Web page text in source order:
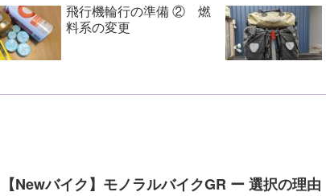
飛行機輪行の準備 ② 燃
料系の変更
【Newバイク】モノラルバイクGR ー 選択の理由